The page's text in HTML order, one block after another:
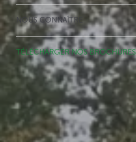
NOUS CONNAÎTRE
TÉLÉCHARGER NOS BROCHURES